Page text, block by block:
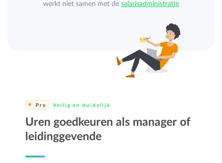
werkt niet samen met de salarisadministratie
Pro Veilig en duidelijk
Uren goedkeuren als manager of
leidinggevende